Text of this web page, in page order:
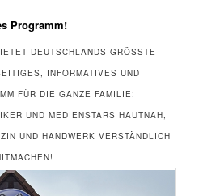
Programm!
DEUTSCHLANDS GRÖSSTE R
INFORMATIVES UND U
FÜR DIE GANZE FAMILIE: S
UND MEDIENSTARS HAUTNAH, W
UND HANDWERK VERSTÄNDLICH E